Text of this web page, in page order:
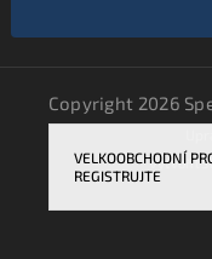
VELKOOBCHODNÍ
REGISTRUJTE
Copyright 2026
Vytvořil